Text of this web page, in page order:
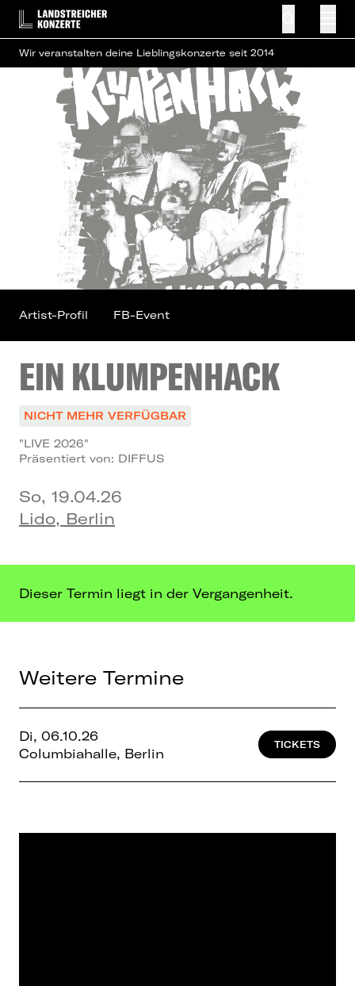
Wir veranstalten deine Lieblingskonzerte seit 2014
EIN KLUMPENHACK
NICHT MEHR VERFÜGBAR
"LIVE 2026"
Präsentiert von: DIFFUS
So, 19.04.26
Lido, Berlin
Artist-Profil FB-Event
Dieser Termin liegt in der Vergangenheit.
Weitere Termine
Di, 06.10.26
Columbiahalle, Berlin
TICKETS